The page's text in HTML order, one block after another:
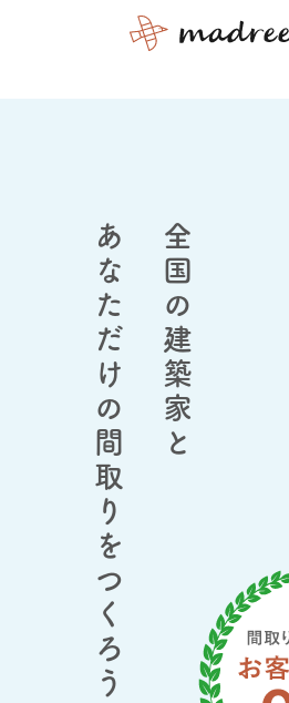
全国の建築家と
あなただけの間取りをつくろう